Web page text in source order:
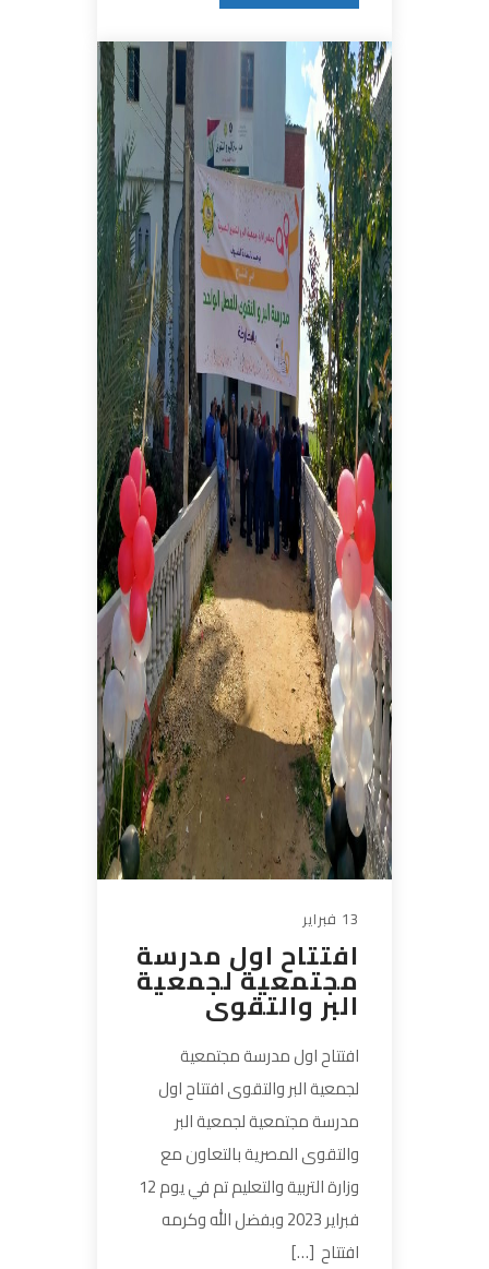
13 فبراير
افتتاح اول مدرسة
مجتمعية لجمعية
البر والتقوى
افتتاح اول مدرسة مجتمعية
لجمعية البر والتقوى افتتاح اول
مدرسة مجتمعية لجمعية البر
والتقوى المصرية بالتعاون مع
وزارة التربية والتعليم تم في يوم 12
فبراير 2023 وبفضل الله وكرمه
افتتاح […]